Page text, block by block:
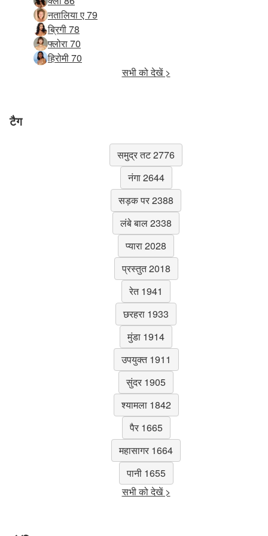
नतालिया ए 79
ब्रिगी 78
फ्लोरा 70
हिरोमी 70
सभी को देखें >
टैग
समुद्र तट 2776
नंगा 2644
सड़क पर 2388
लंबे बाल 2338
प्यारा 2028
प्रस्तुत 2018
रेत 1941
छरहरा 1933
मुंडा 1914
उपयुक्त 1911
सुंदर 1905
श्यामला 1842
पैर 1665
महासागर 1664
पानी 1655
सभी को देखें >